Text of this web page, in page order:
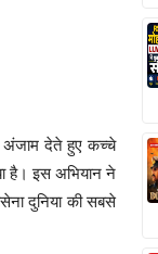
अंजाम देते हुए कच्चे
है। इस अभियान ने
दुनिया की सबसे